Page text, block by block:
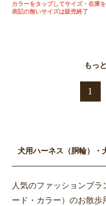
カラーをタップしてサイズ・在庫
表記の無いサイズは販売終了
もっ
1
犬用ハーネス（胴輪）・
人気のファッションブ
ード・カラー）のお散歩